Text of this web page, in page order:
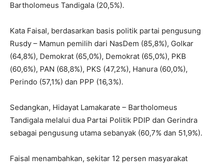
Bartholomeus Tandigala (20,5%).
Kata Faisal, berdasarkan basis politik partai pengusung
Rusdy – Mamun pemilih dari NasDem (85,8%), Golkar
(64,8%), Demokrat (65,0%), Demokrat (65,0%), PKB
(60,6%), PAN (68,8%), PKS (47,2%), Hanura (60,0%),
Perindo (57,1%) dan PPP (16,3%).
Sedangkan, Hidayat Lamakarate – Bartholomeus
Tandigala melalui dua Partai Politik PDIP dan Gerindra
sebagai pengusung utama sebanyak (60,7% dan 51,9%).
Faisal menambahkan, sekitar 12 persen masyarakat